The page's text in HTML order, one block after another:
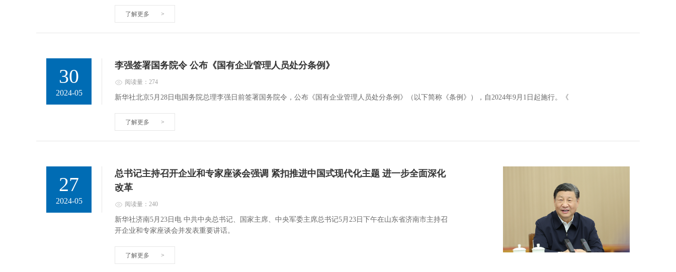
了解更多 >
30
2024-05
李强签署国务院令 公布《国有企业管理人员处分条例》
阅读量：274
新华社北京5月28日电国务院总理李强日前签署国务院令，公布《国有企业管理人员处分条例》（以下简称《条例》），自2024年9月1日起施行。《
了解更多 >
27
2024-05
总书记主持召开企业和专家座谈会强调 紧扣推进中国式现代化主题 进一步全面深化
改革
阅读量：240
新华社济南5月23日电 中共中央总书记、国家主席、中央军委主席总书记5月23日下午在山东省济南市主持召
开企业和专家座谈会并发表重要讲话。
了解更多 >